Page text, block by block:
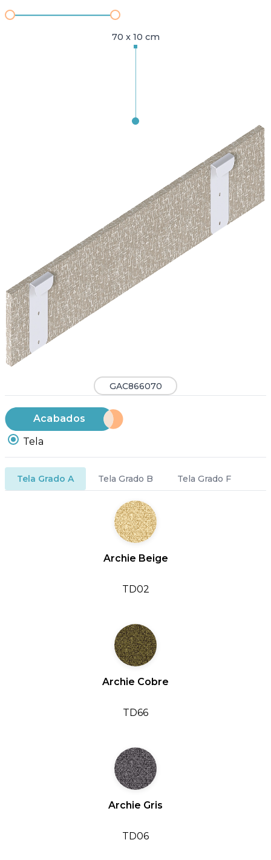
70 x 10 cm
GAC866070
Acabados
Tela
Tela Grado A Tela Grado B Tela Grado F
Archie Beige
TD02
Archie Cobre
TD66
Archie Gris
TD06